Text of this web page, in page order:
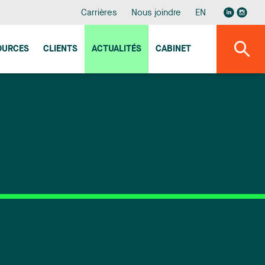
Carrières Nous joindre EN
CLIENTS ACTUALITÉS CABINET